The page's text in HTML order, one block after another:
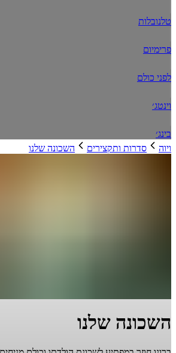
טלנובלות
פרימיום
לפני כולם
וינטג׳
בינג׳
ויוה
סדרות ותקצירים השכונה שלנו
השכונה שלנו